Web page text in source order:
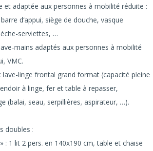
et adaptée aux personnes à mobilité réduite :
d’appui, siège de douche, vasque
serviettes, …
mains adaptés aux personnes à mobilité
VMC.
lave-linge frontal grand format (capacité pleine
à linge, fer et table à repasser,
(balai, seau, serpillières, aspirateur, …).
doubles :
: 1 lit 2 pers. en 140x190 cm, table et chaise